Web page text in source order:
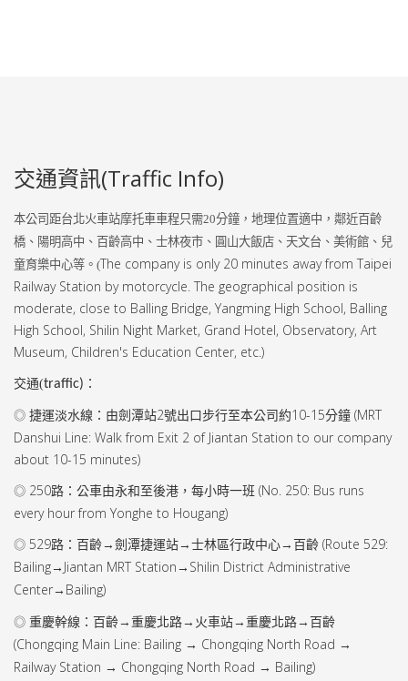
交通資訊(Traffic Info)
本公司距台北火車站摩托車車程只需20分鐘，地理位置適中，鄰近百齡
橋、陽明高中、百齡高中、士林夜市、圓山大飯店、天文台、美術館、兒
童育樂中心等。(The company is only 20 minutes away from Taipei
Railway Station by motorcycle. The geographical position is
moderate, close to Balling Bridge, Yangming High School, Balling
High School, Shilin Night Market, Grand Hotel, Observatory, Art
Museum, Children's Education Center, etc.)
交通(traffic) ：
◎ 捷運淡水線：由劍潭站2號出口步行至本公司約10-15分鐘 (MRT
Danshui Line: Walk from Exit 2 of Jiantan Station to our company
about 10-15 minutes)
◎ 250路：公車由永和至後港，每小時一班 (No. 250: Bus runs
every hour from Yonghe to Hougang)
◎ 529路：百齡→劍潭捷運站→士林區行政中心→百齡 (Route 529:
Bailing→ Jiantan MRT Station → Shilin District Administrative
Center→ Bailing)
◎ 重慶幹線：百齡→重慶北路→火車站→重慶北路→百齡
(Chongqing Main Line: Bailing → Chongqing North Road →
Railway Station → Chongqing North Road → Bailing)